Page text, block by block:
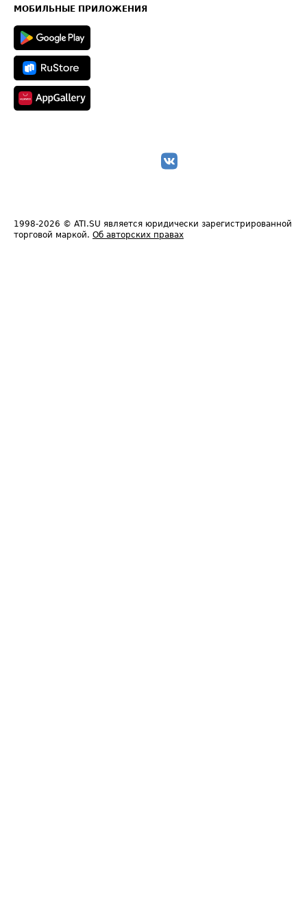
Техническая информация
МОБИЛЬНЫЕ ПРИЛОЖЕНИЯ
1998-2026 © ATI.SU является юридически зарегистрированной
торговой маркой. Об авторских правах